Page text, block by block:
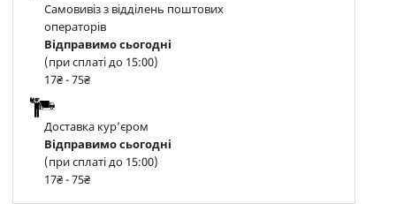
Самовивіз з відділень поштових
операторів
Відправимо сьогодні
(при сплаті до 15:00)
17₴ - 75₴
Доставка курʼєром
Відправимо сьогодні
(при сплаті до 15:00)
17₴ - 75₴